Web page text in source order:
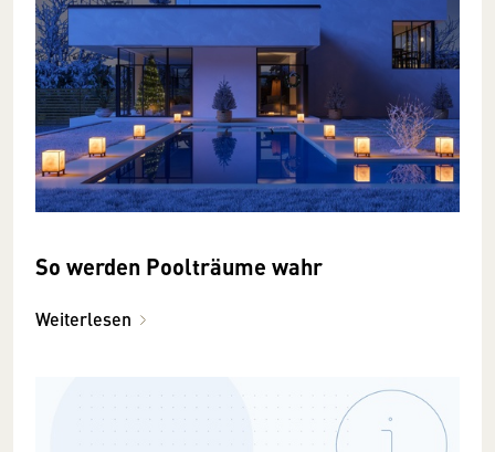
So werden Poolträume wahr
Weiterlesen